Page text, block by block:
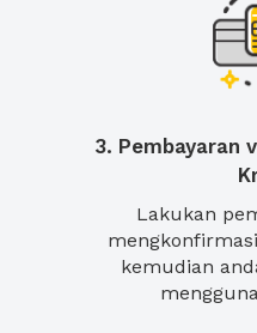
3. Pembayaran
Lakukan
kemudian